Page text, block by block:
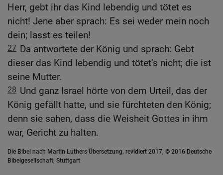
Herr, gebt ihr das Kind lebendig und tötet es
nicht! Jene aber sprach: Es sei weder mein noch
dein; lasst es teilen!
27 Da antwortete der König und sprach: Gebt
dieser das Kind lebendig und tötet’s nicht; die ist
seine Mutter.
28 Und ganz Israel hörte von dem Urteil, das der
König gefällt hatte, und sie fürchteten den König;
denn sie sahen, dass die Weisheit Gottes in ihm
war, Gericht zu halten.
Die Bibel nach Martin Luthers Übersetzung, revidiert 2017, © 2016 Deutsche
Bibelgesellschaft, Stuttgart